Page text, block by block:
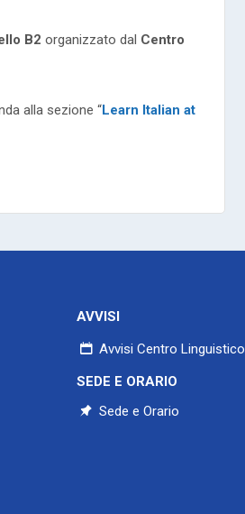
B2 organizzato dal Centro
alla sezione “Learn Italian at
AVVISI
Avvisi Centro Linguistico
SEDE E ORARIO
Sede e Orario